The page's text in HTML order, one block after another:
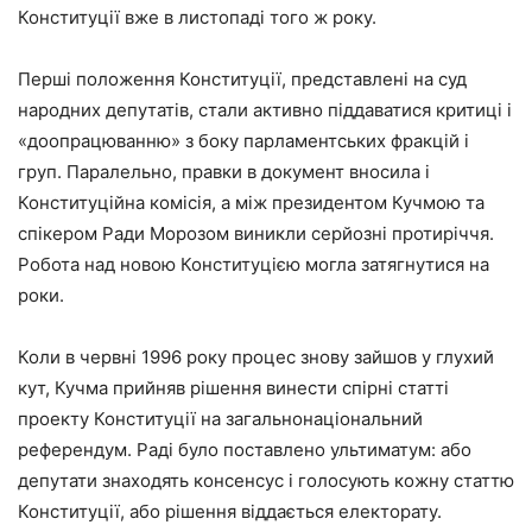
Конституції вже в листопаді того ж року.
Перші положення Конституції, представлені на суд
народних депутатів, стали активно піддаватися критиці і
«доопрацюванню» з боку парламентських фракцій і
груп. Паралельно, правки в документ вносила і
Конституційна комісія, а між президентом Кучмою та
спікером Ради Морозом виникли серйозні протиріччя.
Робота над новою Конституцією могла затягнутися на
роки.
Коли в червні 1996 року процес знову зайшов у глухий
кут, Кучма прийняв рішення винести спірні статті
проекту Конституції на загальнонаціональний
референдум. Раді було поставлено ультиматум: або
депутати знаходять консенсус і голосують кожну статтю
Конституції, або рішення віддається електорату.